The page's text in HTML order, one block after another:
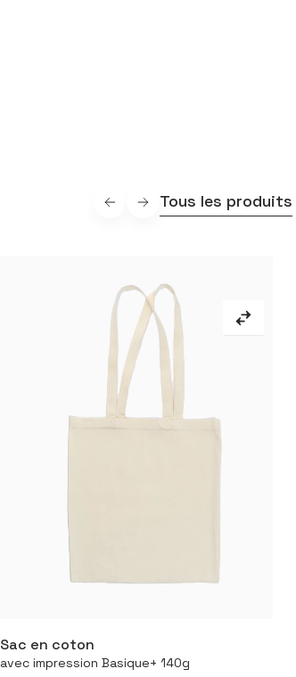
Tous les produits
Configurer le produit
Sac en coton
avec impression Basique+ 140g